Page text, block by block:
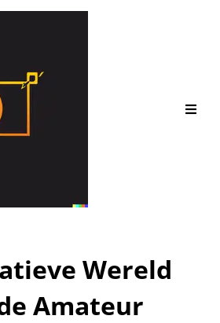
Wereld
Amateur